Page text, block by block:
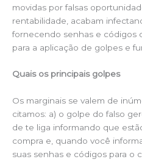
movidas por falsas
rentabilidade, acabam
fornecendo senhas e códigos
para a aplicação de golpes e
Quais os principais golpes
Os marginais se valem de
citamos: a) o golpe do falso
de te liga informando que
compra e, quando você
suas senhas e códigos para o